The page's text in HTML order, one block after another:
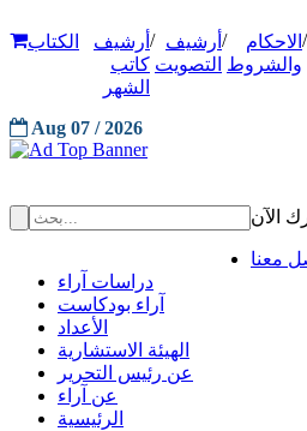
/ الاحكام
والشروط
/ أرشيف
التصويت
/ أرشيف
كاتب
الشهر
الكتاب
Aug 07 / 2026
معنا
دراسات آراء
آراء بودكاست
الأعداد
الهيئة الاستشارية
عن رئيس التحرير
عن آراء
الرئيسية